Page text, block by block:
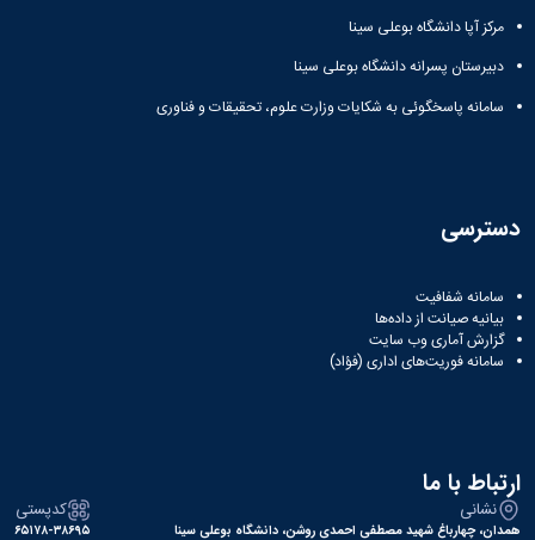
دانشگاه
مرکز آپا دانشگاه بوعلی سینا
دبیرستان پسرانه دانشگاه بوعلی سینا
سامانه پاسخگوئی به شکایات وزارت علوم، تحقیقات و فناوری
دسترسی
سامانه شفافیت
بیانیه صیانت از داده‌ها
گزارش آماری وب‌ سایت
سامانه فوریت‌های اداری (فؤاد)
ارتباط با ما
نشانی
همدان، چهارباغ شهید مصطفی احمدی روشن، دانشگاه بوعلی سینا
کدپستی
۶۵۱۷۸-۳۸۶۹۵